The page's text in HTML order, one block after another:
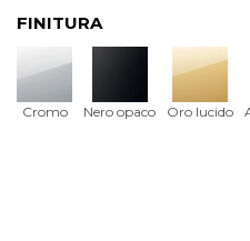
FINITURA
Cromo Nero opaco Oro lucido